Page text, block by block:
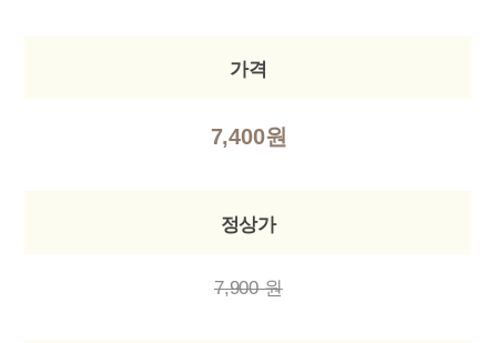
가격
7,400원
정상가
7,900 원